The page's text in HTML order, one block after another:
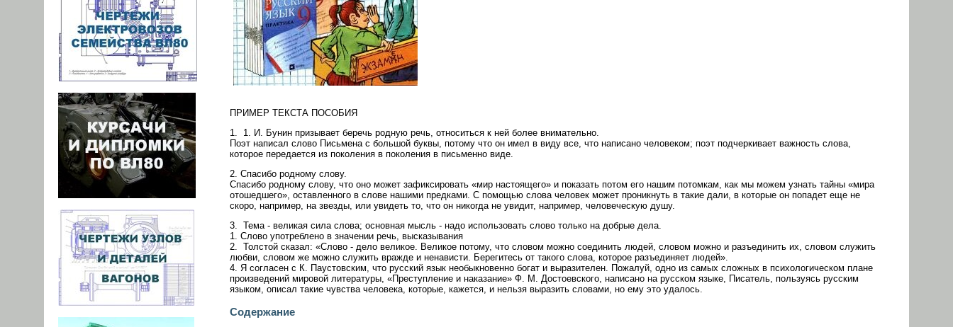
ПРИМЕР ТЕКСТА ПОСОБИЯ
1. 1. И. Бунин призывает беречь родную речь, относиться к ней более внимательно.
Поэт написал слово Письмена с большой буквы, потому что он имел в виду все, что написано человеком; поэт подчеркивает важность слова,
которое передается из поколения в поколения в пись­менно виде.
2. Спасибо родному слову.
Спасибо родному слову, что оно может зафиксировать «мир настоящего» и показать потом его нашим потомкам, как мы можем узнать тайны «мира
отошедшего», оставленного в слове нашими предками. С помощью слова человек может проникнуть в такие дали, в которые он попадет еще не
скоро, например, на звезды, или увидеть то, что он никогда не увидит, например, человеческую душу.
3. Тема - великая сила слова; основная мысль - надо использовать слово только на добрые дела.
1. Слово употреблено в значении речь, высказывания
2. Толстой сказал: «Слово - дело великое. Великое потому, что словом можно соединить людей, словом можно и разъединить их, словом служить
любви, словом же можно служить вражде и ненависти. Берегитесь от такого слова, которое разъединяет людей».
4. Я согласен с К. Паустовским, что русский язык необыкновенно богат и выразителен. Пожалуй, одно из самых сложных в психологическом плане
произведений мировой литературы, «Преступление и наказание» Ф. М. Достоевского, написано на русском языке, Писатель, пользуясь русским
языком, описал такие чувства человека, которые, кажется, и нельзя выразить словами, но ему это удалось.
Содержание